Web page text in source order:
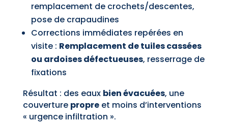
remplacement de crochets/descentes,
pose de crapaudines
Corrections immédiates repérées en
visite : Remplacement de tuiles cassées
ou ardoises défectueuses, resserrage de
fixations
Résultat : des eaux bien évacuées, une
couverture propreet moins d’interventions
« urgence infiltration ».